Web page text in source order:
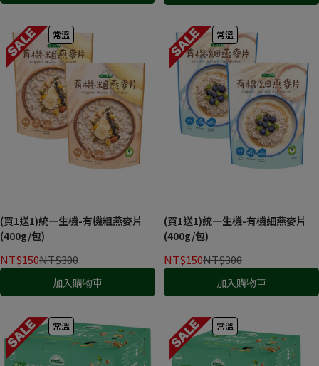
常溫
(買1送1)統一生機-有機粗燕麥片
(400g/包)
NT$150NT$300
加入購物車
常溫
(買1送1)統一生機-有機細燕麥片
(400g/包)
NT$150NT$300
加入購物車
常溫 常溫